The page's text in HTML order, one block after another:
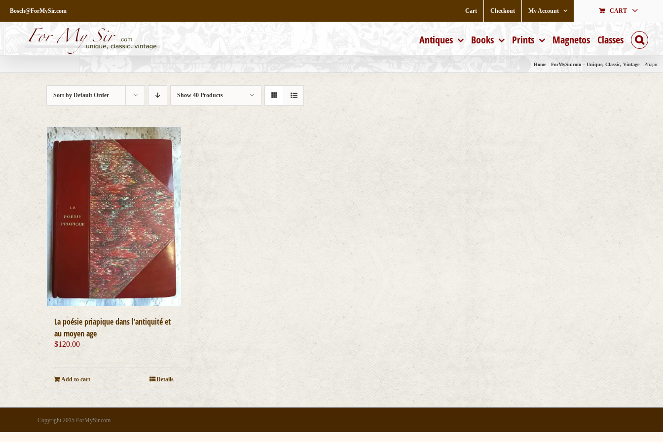
content
Bosch@ForMySir.com Cart Checkout My Account CART
Antiques Books Prints Magnetos Classes
Home ForMySir.com – Unique, Classic, Vintage Priapic
Sort byDefault Order Show40 Products
La poésie priapique dans l’antiquité et
au moyen age
$120.00
Add to cart Details
Copyright 2015 ForMySir.com